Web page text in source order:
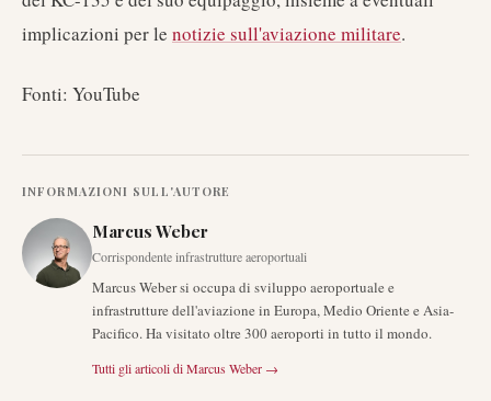
implicazioni per le notizie sull'aviazione militare.
Fonti: YouTube
INFORMAZIONI SULL'AUTORE
Marcus Weber
Corrispondente infrastrutture aeroportuali
Marcus Weber si occupa di sviluppo aeroportuale e
infrastrutture dell'aviazione in Europa, Medio Oriente e Asia-
Pacifico. Ha visitato oltre 300 aeroporti in tutto il mondo.
Tutti gli articoli diMarcus Weber →